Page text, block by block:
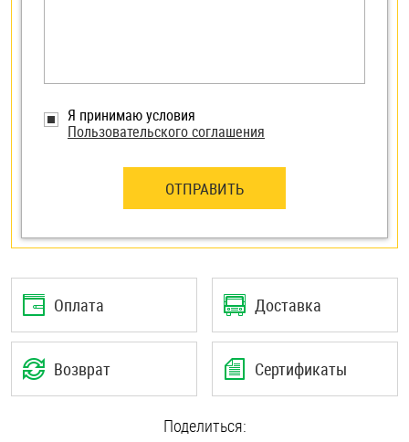
Я принимаю условия
Пользовательского соглашения
ОТПРАВИТЬ
Оплата Доставка
Возврат Сертификаты
Поделиться: